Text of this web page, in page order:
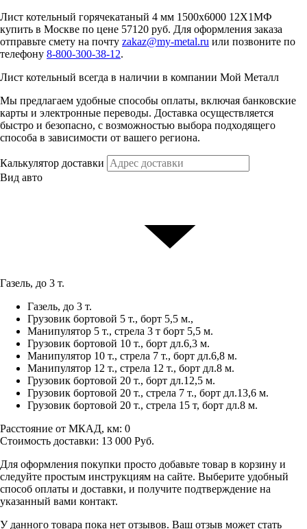
Лист котельный горячекатаный 4 мм 1500х6000 12Х1МФ
купить в Москве по цене 57120 руб. Для оформления заказа
отправьте смету на почту zakaz@my-metal.ru или позвоните по
телефону 8-800-300-38-12.
Лист котельный всегда в наличии в компании Мой Металл
Мы предлагаем удобные способы оплаты, включая банковские
карты и электронные переводы. Доставка осуществляется
быстро и безопасно, с возможностью выбора подходящего
способа в зависимости от вашего региона.
Калькулятор доставки
Вид авто
Газель, до 3 т.
Газель, до 3 т.
Грузовик бортовой 5 т., борт 5,5 м.,
Манипулятор 5 т., стрела 3 т борт 5,5 м.
Грузовик бортовой 10 т., борт дл.6,3 м.
Манипулятор 10 т., стрела 7 т., борт дл.6,8 м.
Манипулятор 12 т., стрела 12 т., борт дл.8 м.
Грузовик бортовой 20 т., борт дл.12,5 м.
Грузовик бортовой 20 т., стрела 7 т., борт дл.13,6 м.
Грузовик бортовой 20 т., стрела 15 т, борт дл.8 м.
Расстояние от МКАД, км: 0
Стоимость доставки: 13 000 Руб.
Для оформления покупки просто добавьте товар в корзину и
следуйте простым инструкциям на сайте. Выберите удобный
способ оплаты и доставки, и получите подтверждение на
указанный вами контакт.
У данного товара пока нет отзывов. Ваш отзыв может стать